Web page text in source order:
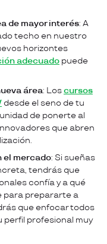
de mayor interés: A
techo en nuestro
horizontes
adecuado puede
área: Loscursos
desde el seno de tu
de ponerte al
que abren
el mercado: Si sueñas
tendrás que
confía y a qué
para prepararte a
que enfocar todos
perfil profesional muy